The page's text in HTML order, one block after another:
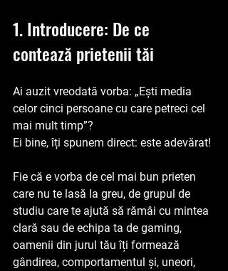
1. Introducere: De ce
contează prietenii tăi
Ai auzit vreodată vorba: „Ești media
celor cinci persoane cu care petreci cel
mai mult timp”?
Ei bine, îți spunem direct: este adevărat!
Fie că e vorba de cel mai bun prieten
care nu te lasă la greu, de grupul de
studiu care te ajută să rămâi cu mintea
clară sau de echipa ta de gaming,
oamenii din jurul tău îți formează
gândirea, comportamentul și, uneori,